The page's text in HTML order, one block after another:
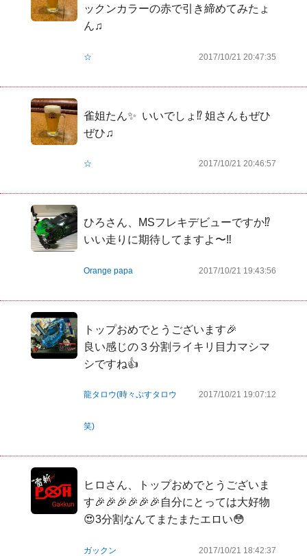
ックンカラーの赤で引き締めてみたょ
ん♫
☆ 2017/10/21 20:47:35
雀姐たん✨  いいでしょ⁉️ 姐さんもぜひ
ぜひ♫
☆ 2017/10/21 20:46:57
ひろさん、MSフレキデビューですか⁉️
いい走りに期待してますよ〜‼️
Orange papa 2017/10/21 19:43:56
トップおめでとうございます🎉
良い感じの３分割ライキリ目力マシマ
シですね👍
龍タロウ(時々ぷすタロウ
笑)
2017/10/21 19:07:12
ヒロさん、トップおめでとうございま
す🎉🎉🎉🎉🎉🎉自分にとっては大好物
😍3分割なんてまたまたエロい😳
ガックン 2017/10/21 18:42:37